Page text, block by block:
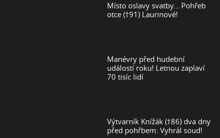
Místo oslavy svatby... Pohřeb
otce (†91) Laurinové!
Manévry před hudební
událostí roku! Letnou zaplaví
70 tisíc lidí
Výtvarník Knížák (†86) dva dny
před pohřbem: Vyhrál soud!